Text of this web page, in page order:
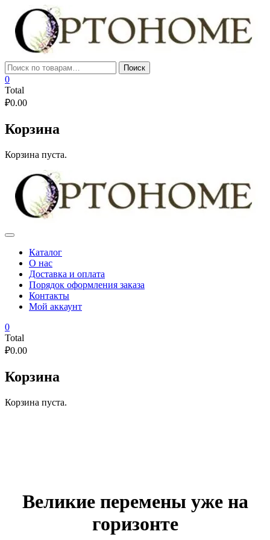
content
Искать: Поиск
0
Total
₽0.00
Корзина
Корзина пуста.
Каталог
О нас
Доставка и оплата
Порядок оформления заказа
Контакты
Мой аккаунт
0
Total
₽0.00
Корзина
Корзина пуста.
Великие перемены уже на
горизонте